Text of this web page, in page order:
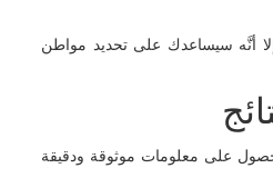
أنَّه سيساعدك على تحديد مواطن
على معلومات موثوقة ودقيقة